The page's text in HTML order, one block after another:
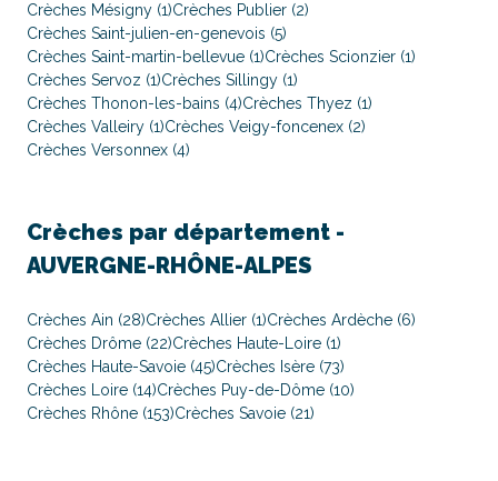
Crèches Mésigny (1)Crèches Publier (2)
Crèches Saint-julien-en-genevois (5)
Crèches Saint-martin-bellevue (1)Crèches Scionzier (1)
Crèches Servoz (1)Crèches Sillingy (1)
Crèches Thonon-les-bains (4)Crèches Thyez (1)
Crèches Valleiry (1)Crèches Veigy-foncenex (2)
Crèches Versonnex (4)
Crèches par département -
AUVERGNE-RHÔNE-ALPES
Crèches Ain (28)Crèches Allier (1)Crèches Ardèche (6)
Crèches Drôme (22)Crèches Haute-Loire (1)
Crèches Haute-Savoie (45)Crèches Isère (73)
Crèches Loire (14)Crèches Puy-de-Dôme (10)
Crèches Rhône (153)Crèches Savoie (21)